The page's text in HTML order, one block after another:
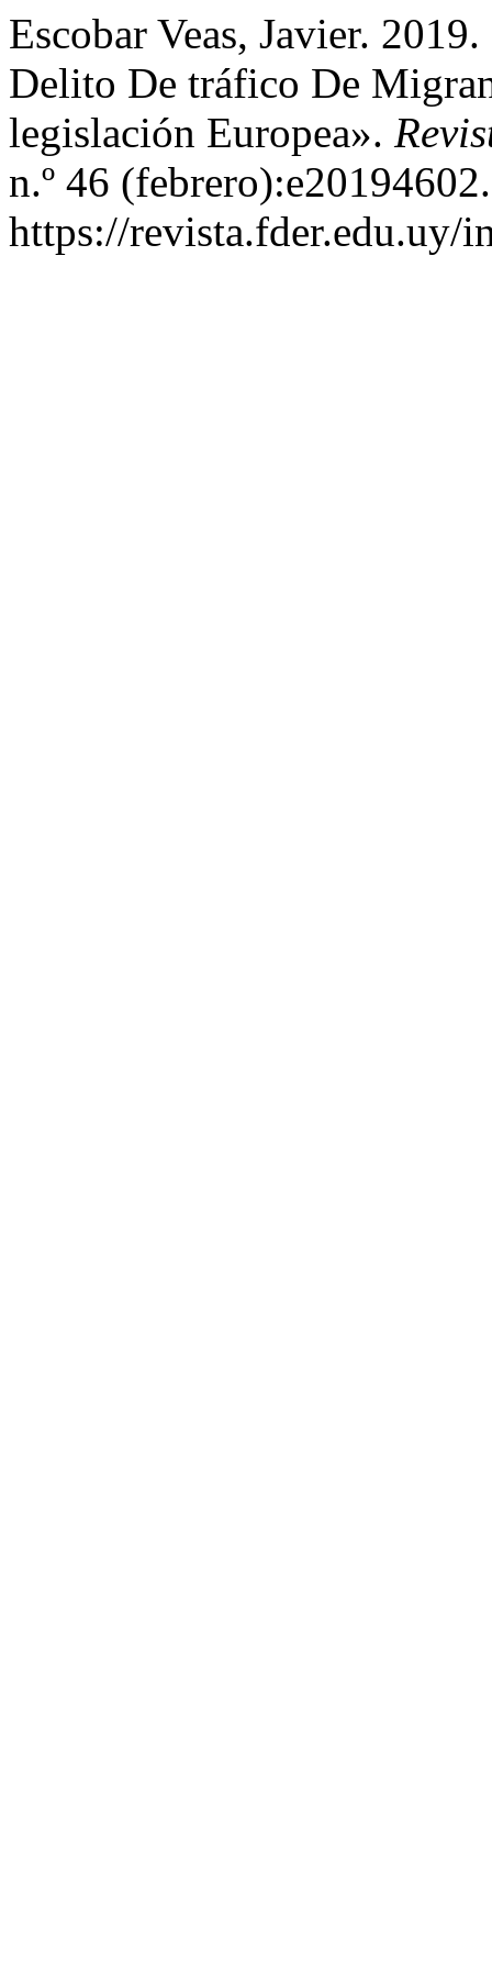
Escobar Veas, Javier.
Delito De tráfico De
legislación Europea».
n.º 46 (febrero):e20194602.
https://revista.fder.edu.uy/